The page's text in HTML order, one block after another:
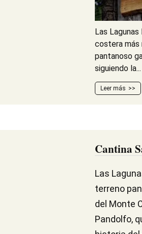
Las
costera más
pantanoso
siguiendo la...
Leer más
Cantina
Las
terreno
del Monte
Pandolfo,